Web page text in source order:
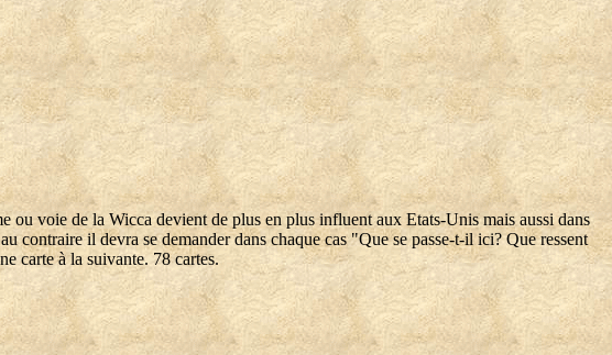
ou voie de la Wicca devient de plus en plus influent aux Etats-Unis mais aussi dans
contraire il devra se demander dans chaque cas "Que se passe-t-il ici? Que ressent
carte à la suivante. 78 cartes.